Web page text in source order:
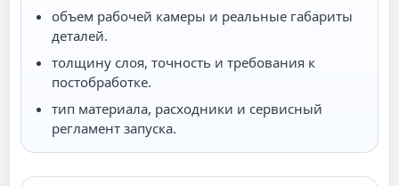
объем рабочей камеры и реальные габариты
деталей.
толщину слоя, точность и требования к
постобработке.
тип материала, расходники и сервисный
регламент запуска.